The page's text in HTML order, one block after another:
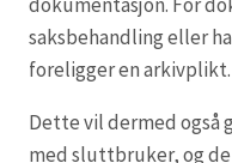
saksbehandling eller
foreligger en arkivplikt.
Dette vil dermed også
med sluttbruker, og